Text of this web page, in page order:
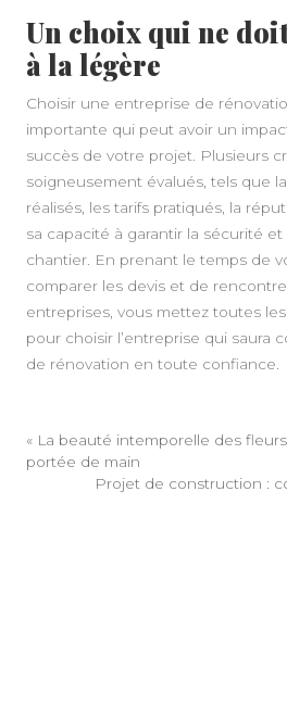
Un choix qui ne
à la légère
Choisir une entreprise de
importante qui peut avoir un
succès de votre projet. Plusieurs
soigneusement évalués, tels que
réalisés, les tarifs pratiqués, la
sa capacité à garantir la sécurité
chantier. En prenant le temps de
comparer les devis et de
entreprises, vous mettez toutes
pour choisir l’entreprise qui saura
de rénovation en toute confiance.
« La beauté intemporelle des
portée de main
Projet de construction :